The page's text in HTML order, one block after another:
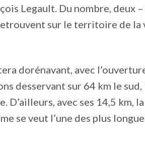
Legault. Du nombre, deux
sur le territoire de la
dorénavant, avec
desservant sur 64 km le
D’ailleurs, avec ses 14,5 km,
se veut l’une des plus